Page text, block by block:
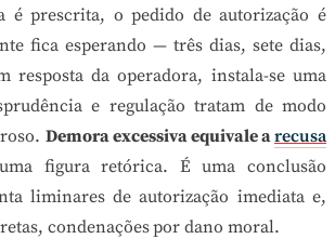
é prescrita, o pedido de autorização é
fica esperando — três dias, sete dias,
resposta da operadora, instala-se uma
e regulação tratam de modo
Demora excessiva equivale arecusa
figura retórica. É uma conclusão
liminares de autorização imediata e,
condenações por dano moral.